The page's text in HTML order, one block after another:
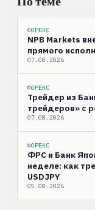
ФОРЕКС
NPB Markets
прямого
07.08.2026
ФОРЕКС
Трейдер из
трейдеров» с
07.08.2026
ФОРЕКС
ФРС и Банк
неделе: как
USDJPY
05.08.2026